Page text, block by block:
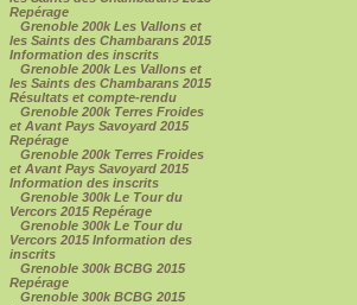
Repérage
Grenoble 200k Les Vallons et
les Saints des Chambarans 2015
Information des inscrits
Grenoble 200k Les Vallons et
les Saints des Chambarans 2015
Résultats et compte-rendu
Grenoble 200k Terres Froides
et Avant Pays Savoyard 2015
Repérage
Grenoble 200k Terres Froides
et Avant Pays Savoyard 2015
Information des inscrits
Grenoble 300k Le Tour du
Vercors 2015 Repérage
Grenoble 300k Le Tour du
Vercors 2015 Information des
inscrits
Grenoble 300k BCBG 2015
Repérage
Grenoble 300k BCBG 2015